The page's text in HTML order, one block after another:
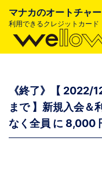
マナカのオートチャ
利用できるクレジットカード
《終了》【 2022/
まで 】新規入会＆
なく全員 に 8,000